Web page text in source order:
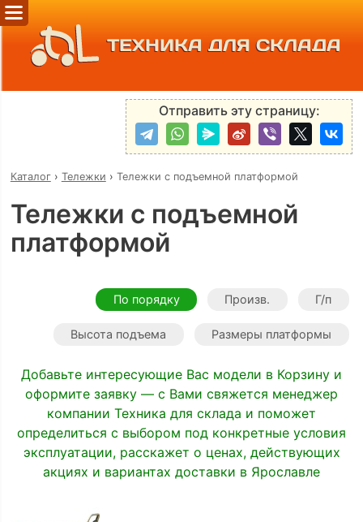
ТЕХНИКА ДЛЯ СКЛАДА
Отправить эту страницу:
Каталог› Тележки › Тележки с подъемной платформой
Тележки с подъемной
платформой
По порядку Произв. Г/п
Высота подъема Размеры платформы
Добавьте интересующие Вас модели в Корзину и
оформите заявку — с Вами свяжется менеджер
компании Техника для склада и поможет
определиться с выбором под конкретные условия
эксплуатации, расскажет о ценах, действующих
акциях и вариантах доставки в Ярославле